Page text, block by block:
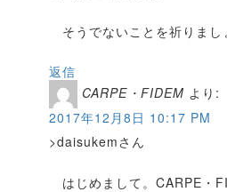
そうでないことを祈りまし
返信
CARPE・FIDEM より:
2017年12月8日 10:17 PM
>daisukemさん
はじめまして。CARPE・